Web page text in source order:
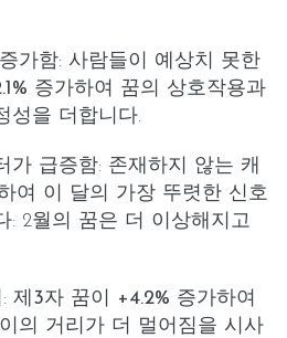
가함: 사람들이 예상치 못한
증가하여 꿈의 상호작용과
성을 더합니다.
가 급증함: 존재하지 않는 캐
여 이 달의 가장 뚜렷한 신호
: 2월의 꿈은 더 이상해지고
: 제3자 꿈이 +4.2% 증가하여
의 거리가 더 멀어짐을 시사